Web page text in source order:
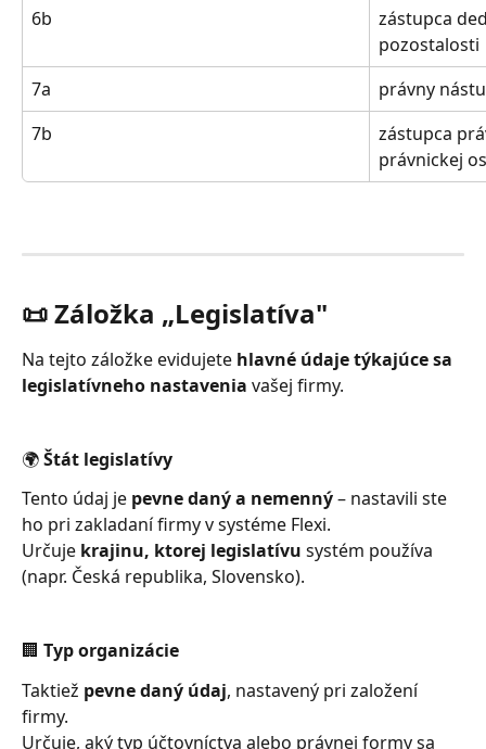
6b
zástupca
pozostalosti
7a
právny
7b
zástupca
právnickej
📜 Záložka „Legislatíva"
Na tejto záložke evidujete hlavné údaje týkajúce sa
legislatívneho nastavenia vašej firmy.
🌍 Štát legislatívy
Tento údaj je pevne daný a nemenný – nastavili ste
ho pri zakladaní firmy v systéme Flexi.
Určuje krajinu, ktorej legislatívu systém používa
(napr. Česká republika, Slovensko).
🏢 Typ organizácie
Taktiež pevne daný údaj, nastavený pri založení
firmy.
Určuje, aký typ účtovníctva alebo právnej formy sa